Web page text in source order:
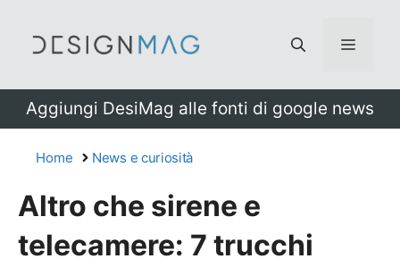
Menu
Aggiungi DesiMag alle fonti di google news
Home News e curiosità
Altro che sirene e
telecamere: 7 trucchi